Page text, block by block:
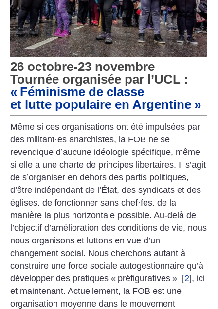
26 octobre-23 novembre
Tournée organisée par l’UCL :
« Féminisme de classe
et lutte populaire en Argentine »
Même si ces organisations ont été impulsées par
des militant·es anarchistes, la FOB ne se
revendique d’aucune idéologie spécifique, même
si elle a une charte de principes libertaires. Il s’agit
de s’organiser en dehors des partis politiques,
d’être indépendant de l’État, des syndicats et des
églises, de fonctionner sans chef·fes, de la
manière la plus horizontale possible. Au-delà de
l’objectif d’amélioration des conditions de vie, nous
nous organisons et luttons en vue d’un
changement social. Nous cherchons autant à
construire une force sociale autogestionnaire qu’à
développer des pratiques « préfiguratives » [2], ici
et maintenant. Actuellement, la FOB est une
organisation moyenne dans le mouvement